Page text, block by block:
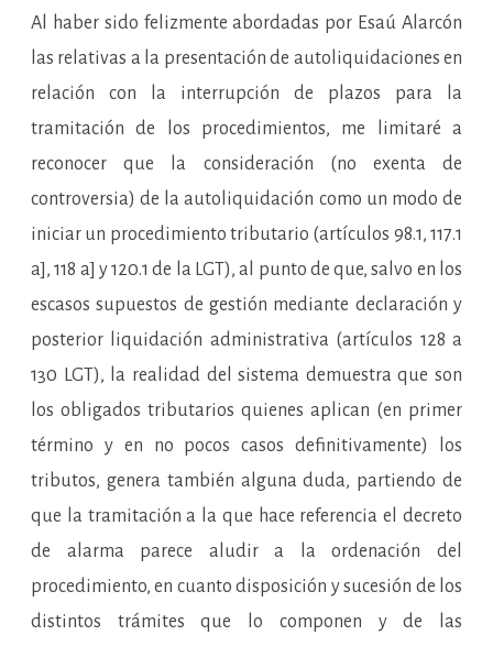
Al haber sido felizmente abordadas por Esaú Alarcón
las relativas a la presentación de autoliquidaciones en
relación con la interrupción de plazos para la
tramitación de los procedimientos, me limitaré a
reconocer que la consideración (no exenta de
controversia) de la autoliquidación como un modo de
iniciar un procedimiento tributario (artículos 98.1, 117.1
a], 118 a] y 120.1 de la LGT), al punto de que, salvo en los
escasos supuestos de gestión mediante declaración y
posterior liquidación administrativa (artículos 128 a
130 LGT), la realidad del sistema demuestra que son
los obligados tributarios quienes aplican (en primer
término y en no pocos casos definitivamente) los
tributos, genera también alguna duda, partiendo de
que la tramitación a la que hace referencia el decreto
de alarma parece aludir a la ordenación del
procedimiento, en cuanto disposición y sucesión de los
distintos trámites que lo componen y de las